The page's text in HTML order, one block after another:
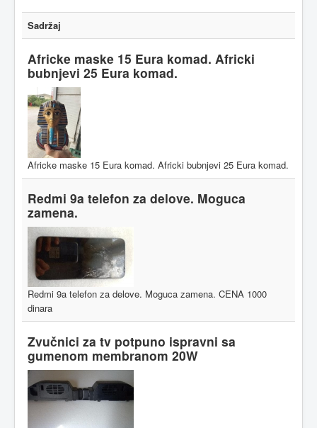
Sadržaj
Africke maske 15 Eura komad. Africki
bubnjevi 25 Eura komad.
Africke maske 15 Eura komad. Africki bubnjevi 25 Eura komad.
Redmi 9a telefon za delove. Moguca
zamena.
Redmi 9a telefon za delove. Moguca zamena. CENA 1000
dinara
Zvučnici za tv potpuno ispravni sa
gumenom membranom 20W